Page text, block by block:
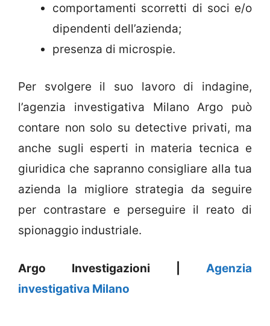
comportamenti scorretti di soci e/o
dipendenti dell’azienda;
presenza di microspie.
Per svolgere il suo lavoro di indagine,
l’agenzia investigativa Milano Argo può
contare non solo su detective privati, ma
anche sugli esperti in materia tecnica e
giuridica che sapranno consigliare alla tua
azienda la migliore strategia da seguire
per contrastare e perseguire il reato di
spionaggio industriale.
Argo Investigazioni | Agenzia
investigativa Milano